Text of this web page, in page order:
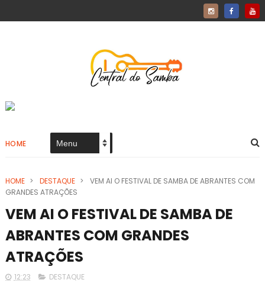
HOME
HOME > DESTAQUE >
VEM AI O FESTIVAL DE SAMBA DE ABRANTES COM
GRANDES ATRAÇÕES
VEM AI O FESTIVAL DE SAMBA DE
ABRANTES COM GRANDES
ATRAÇÕES
12:23 DESTAQUE